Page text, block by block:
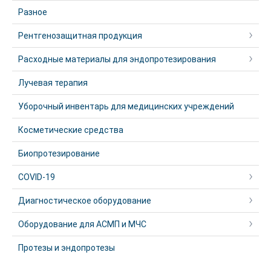
Разное
Рентгенозащитная продукция
Расходные материалы для эндопротезирования
Лучевая терапия
Уборочный инвентарь для медицинских учреждений
Косметические средства
Биопротезирование
COVID-19
Диагностическое оборудование
Оборудование для АСМП и МЧС
Протезы и эндопротезы